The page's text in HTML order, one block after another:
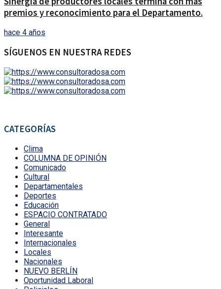
premios y reconocimiento para el Departamento.
hace 4 años
SÍGUENOS EN NUESTRA REDES
CATEGORÍAS
Clima
COLUMNA DE OPINIÓN
Comunicado
Cultural
Departamentales
Deportes
Educación
ESPACIO CONTRATADO
General
Interesante
Internacionales
Locales
Nacionales
NUEVO BERLÍN
Oportunidad Laboral